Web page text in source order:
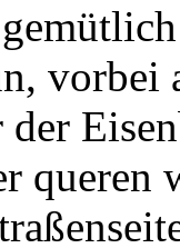
vorbei
der
queren